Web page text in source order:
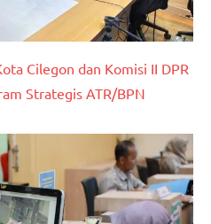
Cilegon dan Komisi II DPR
Strategis ATR/BPN